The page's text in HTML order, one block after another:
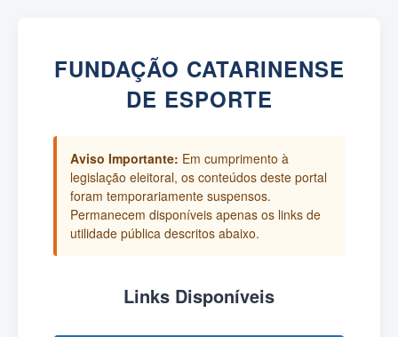
FUNDAÇÃO CATARINENSE
DE ESPORTE
Aviso Importante: Em cumprimento à
legislação eleitoral, os conteúdos deste portal
foram temporariamente suspensos.
Permanecem disponíveis apenas os links de
utilidade pública descritos abaixo.
Links Disponíveis